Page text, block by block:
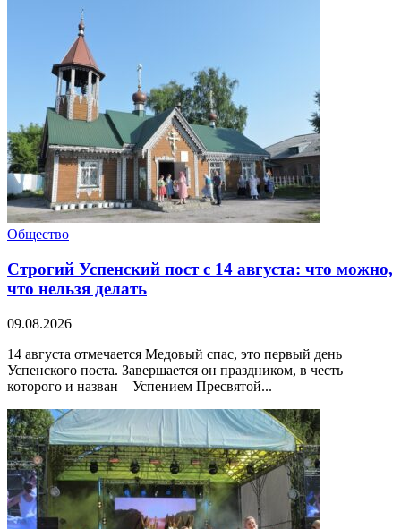
Общество
Строгий Успенский пост с 14 августа: что можно,
что нельзя делать
09.08.2026
14 августа отмечается Медовый спас, это первый день
Успенского поста. Завершается он праздником, в честь
которого и назван – Успением Пресвятой...